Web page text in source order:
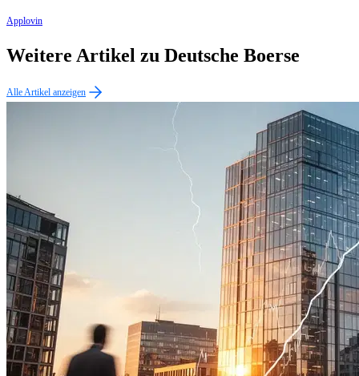
Applovin
Weitere Artikel zu Deutsche Boerse
Alle Artikel anzeigen